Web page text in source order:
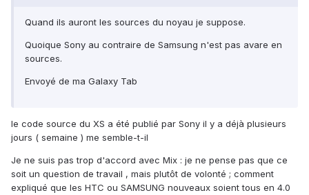
Quand ils auront les sources du noyau je suppose.
Quoique Sony au contraire de Samsung n'est pas avare en
sources.
Envoyé de ma Galaxy Tab
le code source du XS a été publié par Sony il y a déjà plusieurs
jours ( semaine ) me semble-t-il
Je ne suis pas trop d'accord avec Mix : je ne pense pas que ce
soit un question de travail , mais plutôt de volonté ; comment
expliqué que les HTC ou SAMSUNG nouveaux soient tous en 4.0